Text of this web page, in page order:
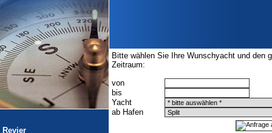
Revier
Bitte wählen Sie Ihre Wunschyacht und den
Zeitraum:
von
bis
Yacht
ab Hafen